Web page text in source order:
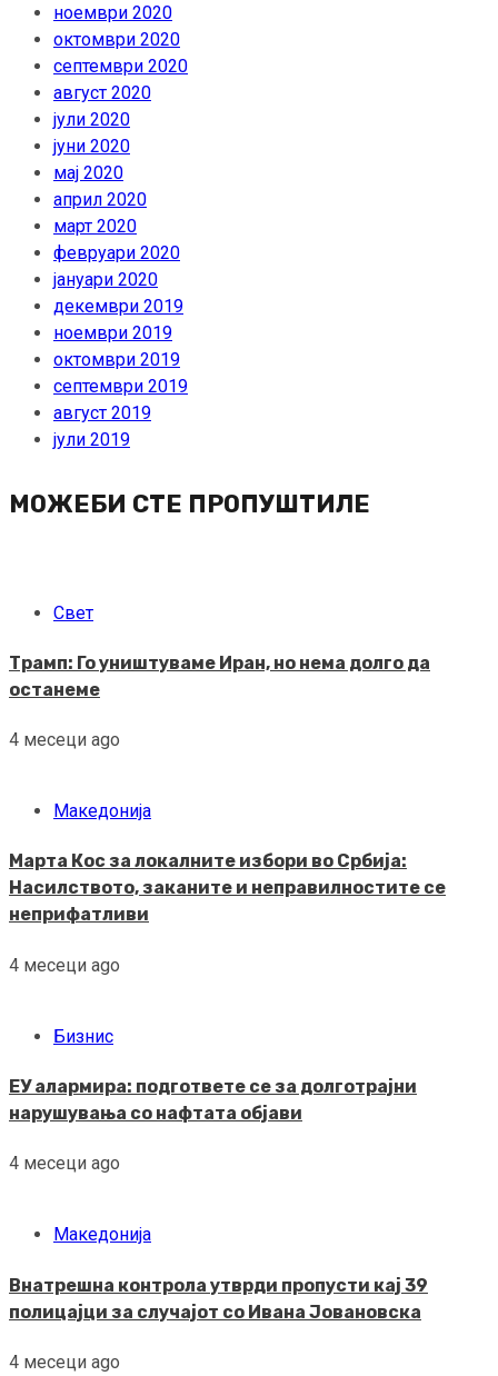
ноември 2020
октомври 2020
септември 2020
август 2020
јули 2020
јуни 2020
мај 2020
април 2020
март 2020
февруари 2020
јануари 2020
декември 2019
ноември 2019
октомври 2019
септември 2019
август 2019
јули 2019
МОЖЕБИ СТЕ ПРОПУШТИЛЕ
Свет
Трамп: Го уништуваме Иран, но нема долго да
останеме
4 месеци ago
Македонија
Марта Кос за локалните избори во Србија:
Насилството, заканите и неправилностите се
неприфатливи
4 месеци ago
Бизнис
ЕУ алармира: подгответе се за долготрајни
нарушувања со нафтата објави
4 месеци ago
Македонија
Внатрешна контрола утврди пропусти кај 39
полицајци за случајот со Ивана Јовановска
4 месеци ago